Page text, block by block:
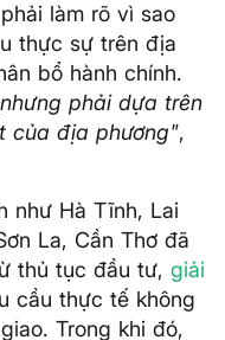
làm rõ vì sao
thực sự trên địa
bổ hành chính.
phải dựa trên
của địa phương",
như Hà Tĩnh, Lai
La, Cần Thơ đã
thủ tục đầu tư, giải
cầu thực tế không
Trong khi đó,